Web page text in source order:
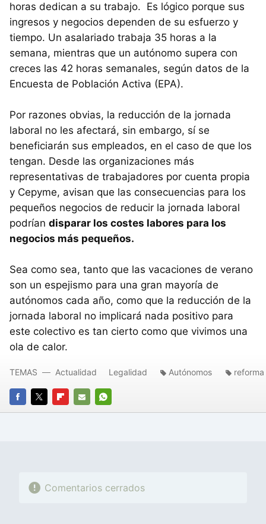
horas dedican a su trabajo. Es lógico porque sus
ingresos y negocios dependen de su esfuerzo y
tiempo. Un asalariado trabaja 35 horas a la
semana, mientras que un autónomo supera con
creces las 42 horas semanales, según datos de la
Encuesta de Población Activa (EPA).
Por razones obvias, la reducción de la jornada
laboral no les afectará, sin embargo, sí se
beneficiarán sus empleados, en el caso de que los
tengan. Desde las organizaciones más
representativas de trabajadores por cuenta propia
y Cepyme, avisan que las consecuencias para los
pequeños negocios de reducir la jornada laboral
podrían disparar los costes labores para los
negocios más pequeños.
Sea como sea, tanto que las vacaciones de verano
son un espejismo para una gran mayoría de
autónomos cada año, como que la reducción de la
jornada laboral no implicará nada positivo para
este colectivo es tan cierto como que vivimos una
ola de calor.
FACEBOOK
TWITTERFLIPBOARD
E-
WHATSAPP
TEMAS Actualidad Legalidad Autónomos
Comentarios cerrados